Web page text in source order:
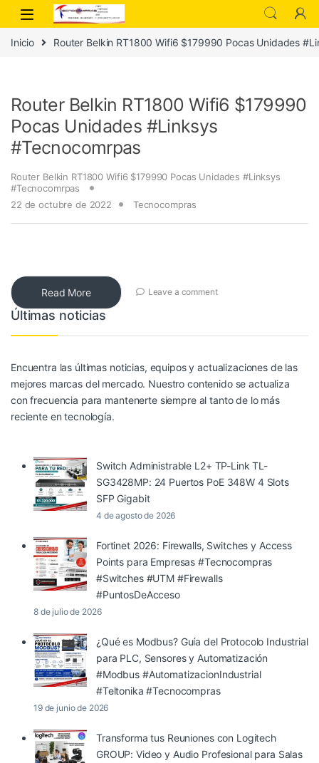
Inicio Router Belkin RT1800 Wifi6 $179990 Pocas Unidades
Router Belkin RT1800 Wifi6 $179990
Pocas Unidades #Linksys
#Tecnocomrpas
Router Belkin RT1800 Wifi6 $179990 Pocas Unidades #Linksys
#Tecnocomrpas
22 de octubre de 2022
Tecnocompras
Read More Leave a comment
Últimas noticias
Encuentra las últimas noticias, equipos y actualizaciones de las
mejores marcas del mercado. Nuestro contenido se actualiza
con frecuencia para mantenerte siempre al tanto de lo más
reciente en tecnología.
Switch Administrable L2+ TP-Link TL-
SG3428MP: 24 Puertos PoE 348W 4 Slots
SFP Gigabit
4 de agosto de 2026
Fortinet 2026: Firewalls, Switches y Access
Points para Empresas #Tecnocompras
#Switches #UTM #Firewalls
#PuntosDeAcceso
8 de julio de 2026
¿Qué es Modbus? Guía del Protocolo Industrial
para PLC, Sensores y Automatización
#Modbus #AutomatizacionIndustrial
#Teltonika #Tecnocompras
19 de junio de 2026
Transforma tus Reuniones con Logitech
GROUP: Video y Audio Profesional para Salas